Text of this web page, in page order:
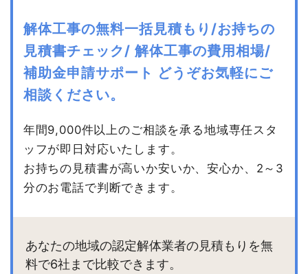
解体工事の無料一括見積もり/お持ちの
見積書チェック/ 解体工事の費用相場/
補助金申請サポート どうぞお気軽にご
相談ください。
年間9,000件以上のご相談を承る地域専任スタ
ッフが即日対応いたします。
お持ちの見積書が高いか安いか、安心か、2～3
分のお電話で判断できます。
あなたの地域の認定解体業者の見積もりを無
料で6社まで比較できます。